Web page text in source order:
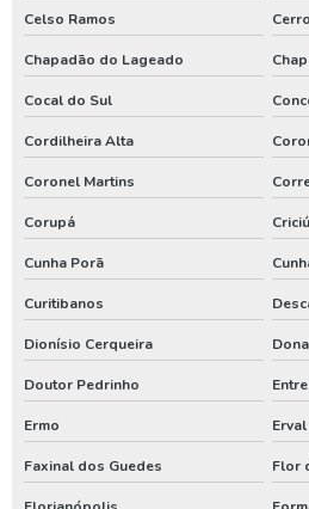
Preço para perfuração de poço artesiano
Processo de perfuração de poço artesiano
Projeto de outorga de água
Quanto custa perfuração de poço
Quanto custa uma outorga de poço
Renovação de outorga de poço
Renovação de outorga de poço artesiano
Teste de vazão poço
Teste de vazão poço artesiano
Celso Ramos
Chapadão do Lageado
Cocal do Sul
Cordilheira Alta
Coronel Martins
Corupá
Cunha Porã
Curitibanos
Dionísio Cerqueira
Doutor Pedrinho
Ermo
Faxinal dos Guedes Flor